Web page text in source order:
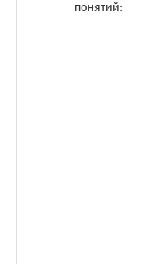
понятий: